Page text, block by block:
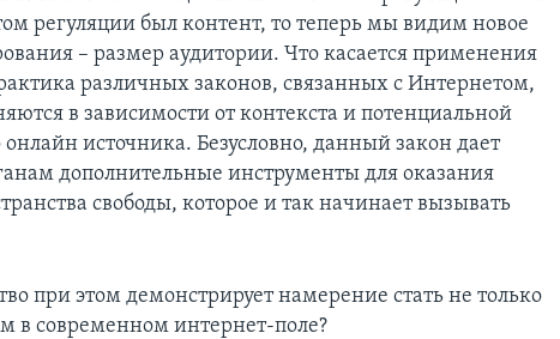
регуляции был контент, то теперь мы видим новое
– размер аудитории. Что касается применения
различных законов, связанных с Интернетом,
в зависимости от контекста и потенциальной
онлайн источника. Безусловно, данный закон дает
дополнительные инструменты для оказания
свободы, которое и так начинает вызывать
при этом демонстрирует намерение стать не только
в современном интернет-поле?